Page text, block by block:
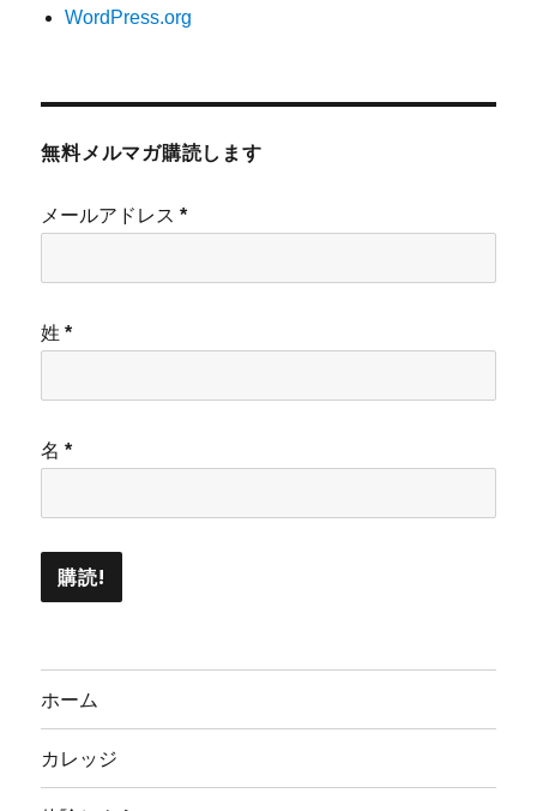
WordPress.org
無料メルマガ購読します
メールアドレス*
姓*
名*
ホーム
カレッジ